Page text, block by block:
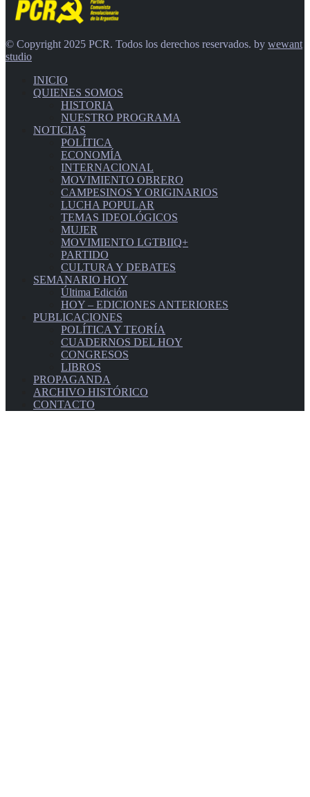
© Copyright 2025 PCR. Todos los derechos reservados. by wewant
studio
INICIO
QUIENES SOMOS
HISTORIA
NUESTRO PROGRAMA
NOTICIAS
POLÍTICA
ECONOMÍA
INTERNACIONAL
MOVIMIENTO OBRERO
CAMPESINOS Y ORIGINARIOS
LUCHA POPULAR
TEMAS IDEOLÓGICOS
MUJER
MOVIMIENTO LGTBIIQ+
PARTIDO
CULTURA Y DEBATES
SEMANARIO HOY
Última Edición
HOY – EDICIONES ANTERIORES
PUBLICACIONES
POLÍTICA Y TEORÍA
CUADERNOS DEL HOY
CONGRESOS
LIBROS
PROPAGANDA
ARCHIVO HISTÓRICO
CONTACTO